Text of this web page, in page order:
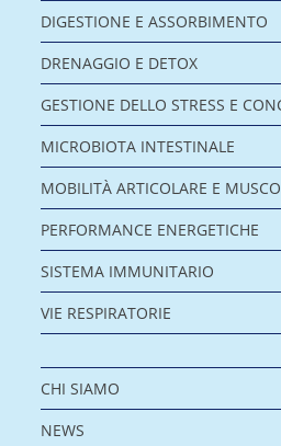
DIGESTIONE E ASSORBIMENTO
DRENAGGIO E DETOX
GESTIONE DELLO STRESS E
MICROBIOTA INTESTINALE
MOBILITÀ ARTICOLARE E
PERFORMANCE ENERGETICHE
SISTEMA IMMUNITARIO
VIE RESPIRATORIE
CHI SIAMO
NEWS